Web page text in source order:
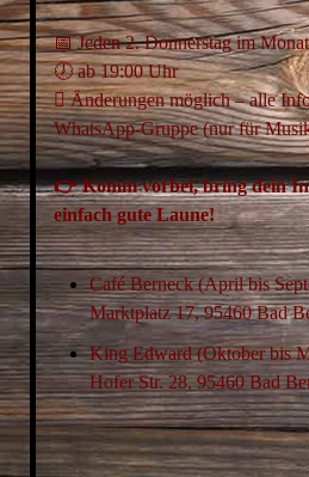
📅 Jeden 2. Donnerstag im
🕖 ab 19:00 Uhr
 Änderungen möglich – alle
WhatsApp-Gruppe (nur für
👉 Komm vorbei, bring dein
einfach gute Laune!
Café Berneck (April bis
Marktplatz 17, 95460 Bad
King Edward (Oktober bis
Hofer Str. 28, 95460 Bad